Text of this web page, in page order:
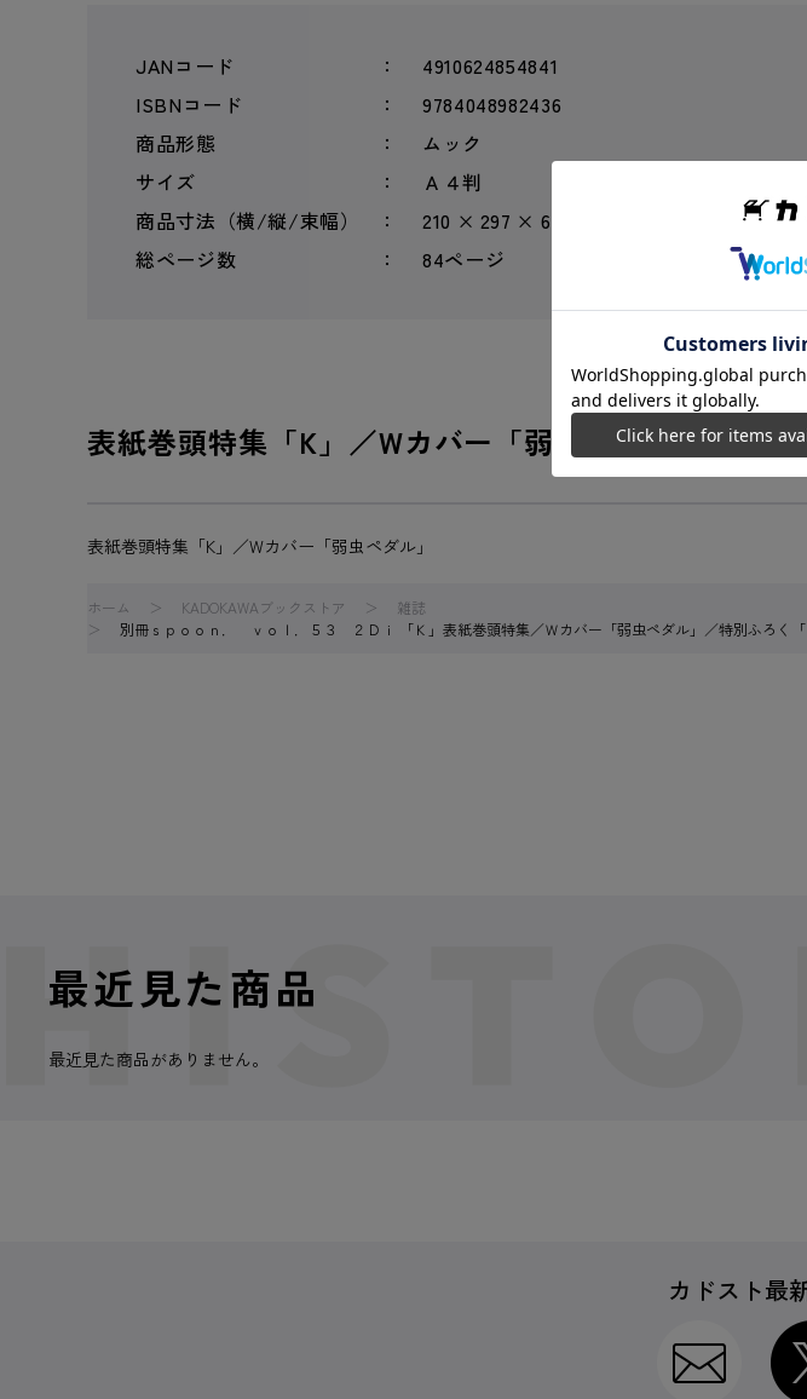
JANコード
4910624854841
ISBNコード
9784048982436
商品形態
ムック
サイズ
Ａ４判
商品寸法（横/縦/束幅）
210 × 297 × 6 mm
総ページ数
84ページ
表紙巻頭特集「K」／Wカバー「弱虫ペダル」
表紙巻頭特集「K」／Wカバー「弱虫ペダル」
ホーム KADOKAWAブックストア
雑誌
別冊ｓｐｏｏｎ． ｖｏｌ．５３ ２Ｄｉ 「Ｋ」表紙巻頭特集／Ｗカバー「弱虫ペダル」／特別ふろく
最近見た商品
最近見た商品がありません。
カドスト最